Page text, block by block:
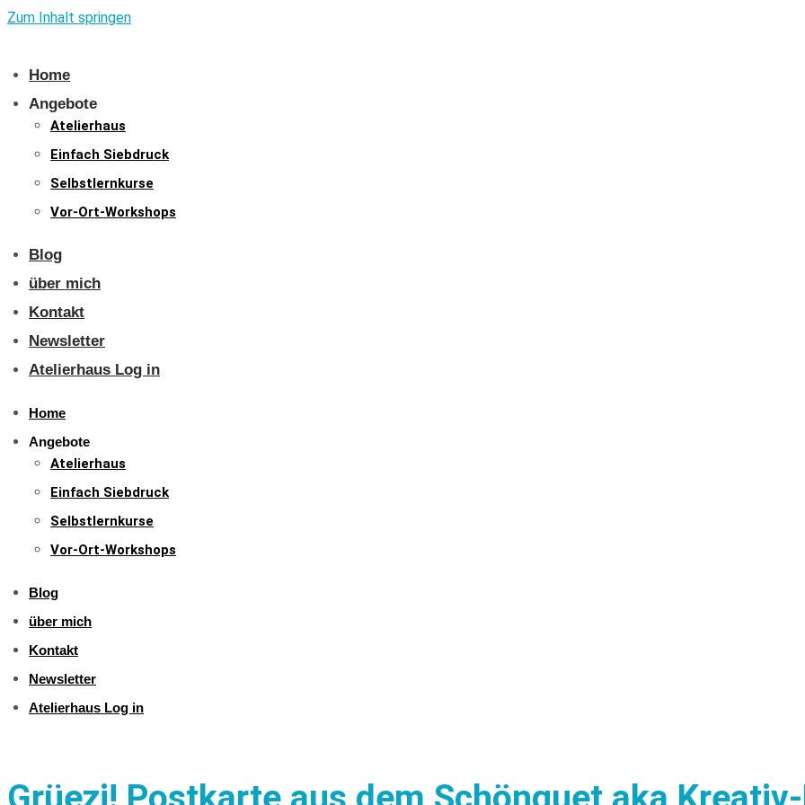
Zum Inhalt springen
Home
Angebote
Atelierhaus
Einfach Siebdruck
Selbstlernkurse
Vor-Ort-Workshops
Blog
über mich
Kontakt
Newsletter
Atelierhaus Log in
Home
Angebote
Atelierhaus
Einfach Siebdruck
Selbstlernkurse
Vor-Ort-Workshops
Blog
über mich
Kontakt
Newsletter
Atelierhaus Log in